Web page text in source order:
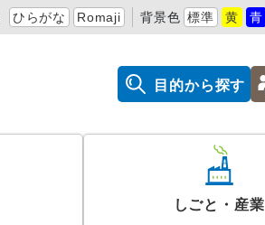
ひらがな Romaji 背景色 標準 黄 青
目的から探す
しごと・産業